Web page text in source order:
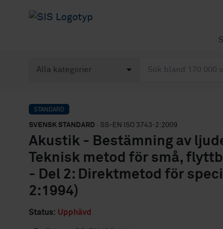
STANDARD
SVENSK STANDARD · SS-EN ISO 3743-2:2009
Akustik - Bestämning av
Teknisk metod för små,
- Del 2: Direktmetod för
2:1994)
Status: Upphävd